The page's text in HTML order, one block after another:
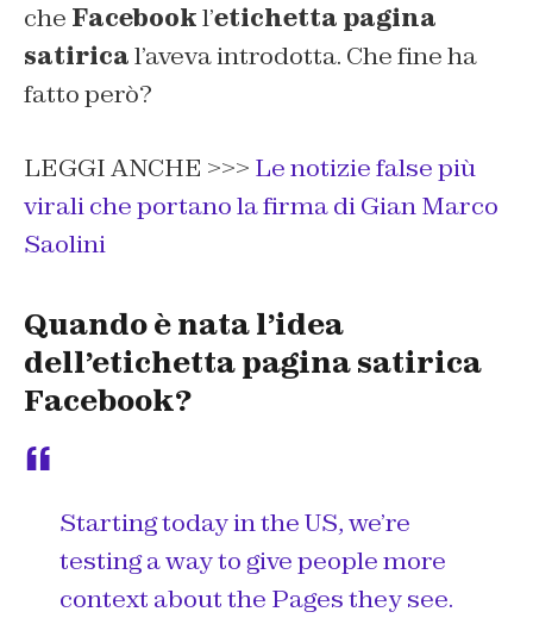
che Facebookl’etichetta pagina
satirical’aveva introdotta. Che fine ha
fatto però?
LEGGI ANCHE >>> Le notizie false più
virali che portano la firma di Gian Marco
Saolini
Quando è nata l’idea
dell’etichetta pagina satirica
Facebook?
Starting today in the US, we’re
testing a way to give people more
context about the Pages they see.